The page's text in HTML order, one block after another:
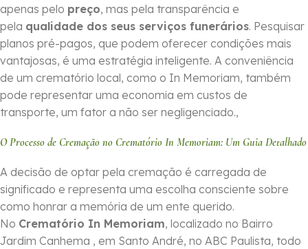
apenas pelo preço, mas pela transparência e
pela qualidade dos seus serviços funerários. Pesquisar
planos pré-pagos, que podem oferecer condições mais
vantajosas, é uma estratégia inteligente. A conveniência
de um crematório local, como o In Memoriam, também
pode representar uma economia em custos de
transporte, um fator a não ser negligenciado.,
O Processo de Cremação no Crematório In Memoriam: Um Guia Detalhado
A decisão de optar pela cremação é carregada de
significado e representa uma escolha consciente sobre
como honrar a memória de um ente querido.
No Crematório In Memoriam, localizado no Bairro
Jardim Canhema , em Santo André, no ABC Paulista, todo